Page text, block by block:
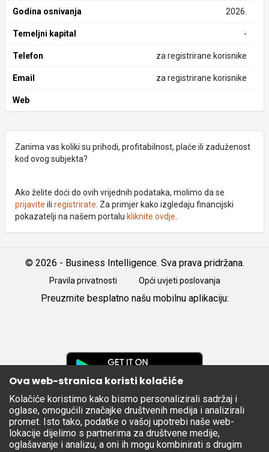
Godina osnivanja 2026.
Temeljni kapital -
Telefon za registrirane korisnike
Email za registrirane korisnike
Web
Zanima vas koliki su prihodi, profitabilnost, plaće ili zaduženost
kod ovog subjekta?
Ako želite doći do ovih vrijednih podataka, molimo da se
prijavite ili registrirate . Za primjer kako izgledaju financijski
pokazatelji na našem portalu kliknite ovdje
© 2026 - Business Intelligence. Sva prava pridržana.
Pravila privatnosti Opći uvjeti poslovanja
Preuzmite besplatno našu mobilnu aplikaciju:
Apple
Store
Ova web-stranica koristi kolačiće
Kolačiće koristimo kako bismo personalizirali sadržaj i
oglase, omogućili značajke društvenih medija i analizirali
promet. Isto tako, podatke o vašoj upotrebi naše web-
lokacije dijelimo s partnerima za društvene medije,
oglašavanje i analizu, a oni ih mogu kombinirati s drugim